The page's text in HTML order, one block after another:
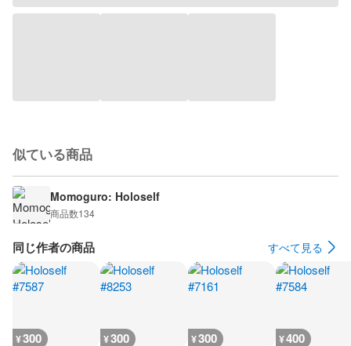
似ている商品
Momoguro: Holoself
商品数134
同じ作者の商品 すべて見る
¥300 ¥300 ¥300 ¥400